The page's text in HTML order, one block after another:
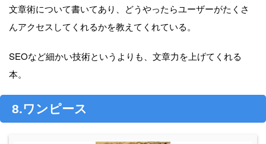
文章術について書いてあり、どうやったらユーザーがたくさ
んアクセスしてくれるかを教えてくれている。
SEOなど細かい技術というよりも、文章力を上げてくれる
本。
8.ワンピース